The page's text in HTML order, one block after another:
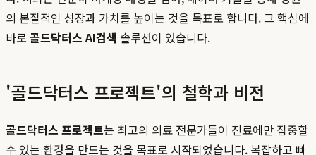
의 본질적인 성장과 가치를 높이는 것을 목표로 합니다. 그 핵심에
바로 골드닥터스 AI검색 솔루션이 있습니다.
'골드닥터스 프로젝트'의 철학과 비전
골드닥터스 프로젝트는 최고의 의료 전문가들이 진료에만 집중할
수 있는 환경을 만드는 것을 목표로 시작되었습니다. 복잡하고 빠